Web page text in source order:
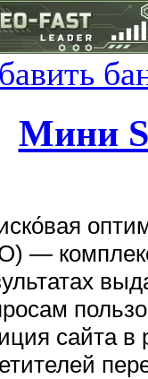
Мини
—
сайта в